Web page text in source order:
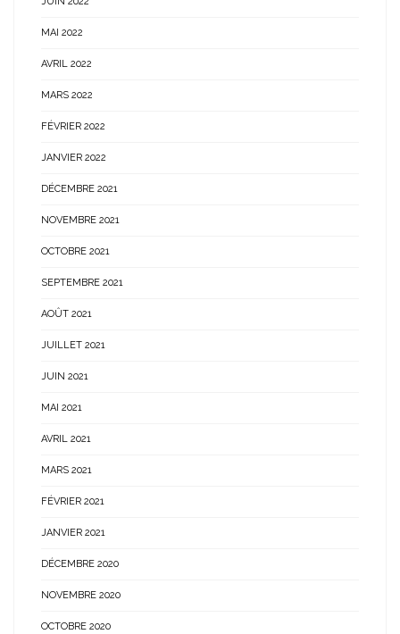
MAI 2022
AVRIL 2022
MARS 2022
FÉVRIER 2022
JANVIER 2022
DÉCEMBRE 2021
NOVEMBRE 2021
OCTOBRE 2021
SEPTEMBRE 2021
AOÛT 2021
JUILLET 2021
JUIN 2021
MAI 2021
AVRIL 2021
MARS 2021
FÉVRIER 2021
JANVIER 2021
DÉCEMBRE 2020
NOVEMBRE 2020
OCTOBRE 2020